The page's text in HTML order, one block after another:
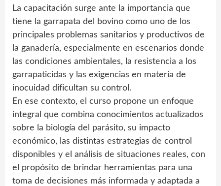
La capacitación surge ante la importancia que
tiene la garrapata del bovino como uno de los
principales problemas sanitarios y productivos de
la ganadería, especialmente en escenarios donde
las condiciones ambientales, la resistencia a los
garrapaticidas y las exigencias en materia de
inocuidad dificultan su control.
En ese contexto, el curso propone un enfoque
integral que combina conocimientos actualizados
sobre la biología del parásito, su impacto
económico, las distintas estrategias de control
disponibles y el análisis de situaciones reales, con
el propósito de brindar herramientas para una
toma de decisiones más informada y adaptada a